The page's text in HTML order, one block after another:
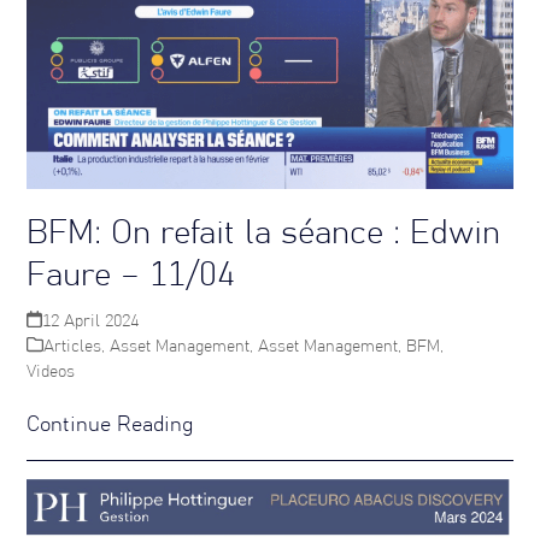
BFM: On refait la séance : Edwin
Faure – 11/04
12 April 2024
Articles Asset Management Asset Management BFM
Videos
Continue Reading